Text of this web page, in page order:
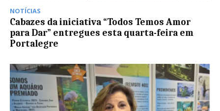
NOTÍCIAS
Cabazes da iniciativa “Todos Temos Amor
para Dar” entregues esta quarta-feira em
Portalegre